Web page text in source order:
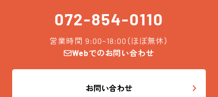
072-854-0110
営業時間 9:00~18:00（ほぼ無休）
Webでのお問い合わせ
お問い合わせ